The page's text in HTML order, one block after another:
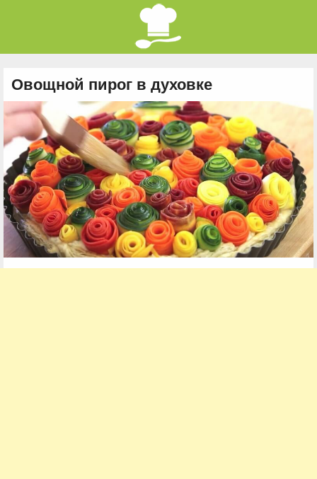
Овощной пирог в духовке